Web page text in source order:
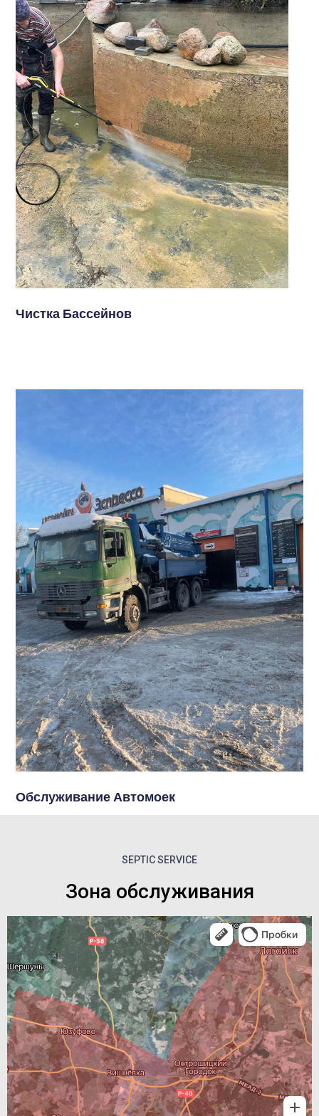
Чистка Бассейнов
Обслуживание Автомоек
SEPTIC SERVICE
Зона обслуживания